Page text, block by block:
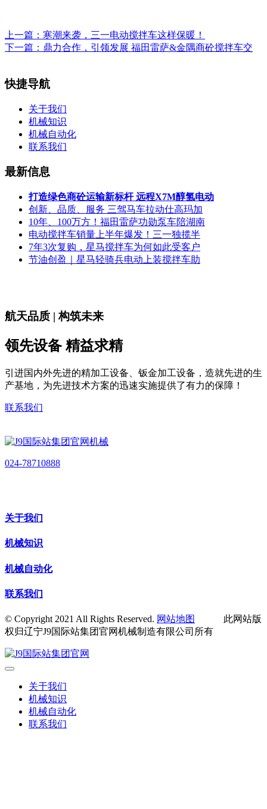
上一篇： 寒潮来袭，三一电动搅拌车这样保暖！
下一篇： 鼎力合作，引领发展 福田雷萨&金隅商砼搅拌车交
快捷导航
关于我们
机械知识
机械自动化
联系我们
最新信息
打造绿色商砼运输新标杆 远程X7M醇氢电动
创新、品质、服务 三驾马车拉动仕高玛加
10年、100万方！福田雷萨功勋泵车陪湖南
电动搅拌车销量上半年爆发！三一独揽半
7年3次复购，星马搅拌车为何如此受客户
节油创盈｜星马轻骑兵电动上装搅拌车助
航天品质 | 构筑未来
领先设备 精益求精
引进国内外先进的精加工设备、钣金加工设备，造就先进的生
产基地，为先进技术方案的迅速实施提供了有力的保障！
联系我们
024-78710888
关于我们
机械知识
机械自动化
联系我们
© Copyright 2021 All Rights Reserved. 网站地图
此网站版
权归辽宁J9国际站集团官网机械制造有限公司所有
关于我们
机械知识
机械自动化
联系我们